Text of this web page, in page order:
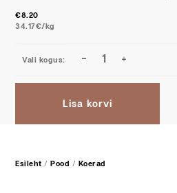
€8.20
34.17€/kg
Lisa korvi
Esileht / Pood / Koerad